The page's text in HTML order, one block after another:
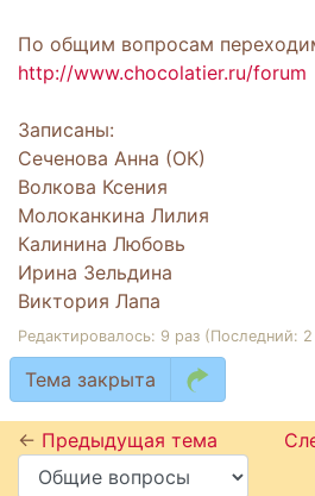
По общим вопросам
http://www.chocolatier.ru/forum
Записаны:
Сеченова Анна (ОК)
Волкова Ксения
Молоканкина Лилия
Калинина Любовь
Ирина Зельдина
Виктория Лапа
Редактировалось: 9 раз (Последний:
Тема закрыта
← Предыдущая тема